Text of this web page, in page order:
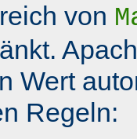
von
Wert
Regeln: